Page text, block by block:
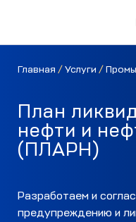
Главная /Услуги /
План
нефти и
(ПЛАРН)
Разработаем и
предупреждению и